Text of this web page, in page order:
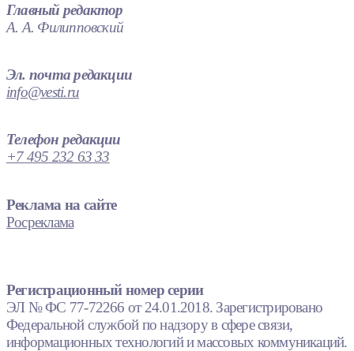
Главный редактор
А. А. Филипповский
Эл. почта редакции
info@vesti.ru
Телефон редакции
+7 495 232 63 33
Реклама на сайте
Росреклама
Регистрационный номер серии
ЭЛ № ФС 77-72266 от 24.01.2018. Зарегистрировано
Федеральной службой по надзору в сфере связи,
информационных технологий и массовых коммуникаций.